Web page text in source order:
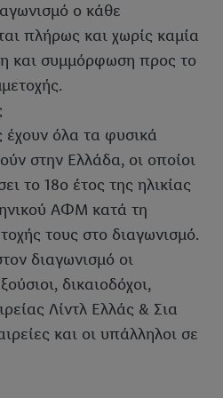
ο κάθε
πλήρως και χωρίς καμία
και συμμόρφωση προς το
έχουν όλα τα φυσικά
στην Ελλάδα, οι οποίοι
το 18ο έτος της ηλικίας
ΑΦΜ κατά τη
τους στο διαγωνισμό.
διαγωνισμό οι
δικαιοδόχοι,
Λίντλ Ελλάς & Σια
και οι υπάλληλοι σε